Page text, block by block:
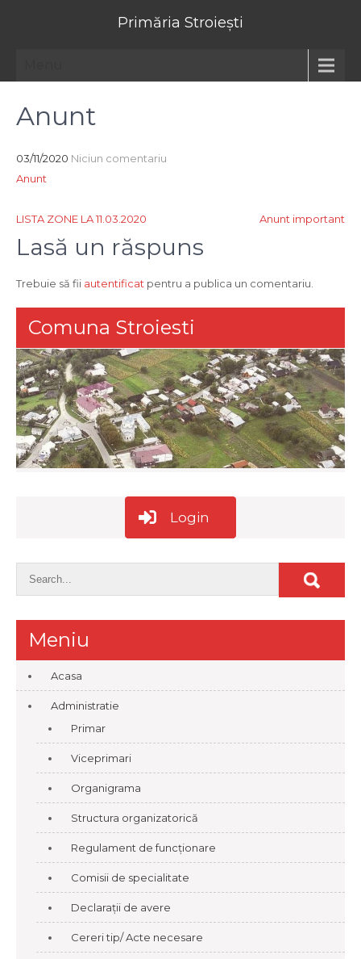
Primăria Stroiești
Anunt
03/11/2020 Niciun comentariu
Anunt
Navigare
în
LISTA ZONE LA 11.03.2020 Anunt important
Lasă un răspuns
Trebuie să fii autentificat pentru a publica un comentariu.
Comuna Stroiesti
Login
Meniu
Acasa
Administratie
Primar
Viceprimari
Organigrama
Structura organizatorică
Regulament de funcționare
Comisii de specialitate
Declarații de avere
Cereri tip/ Acte necesare